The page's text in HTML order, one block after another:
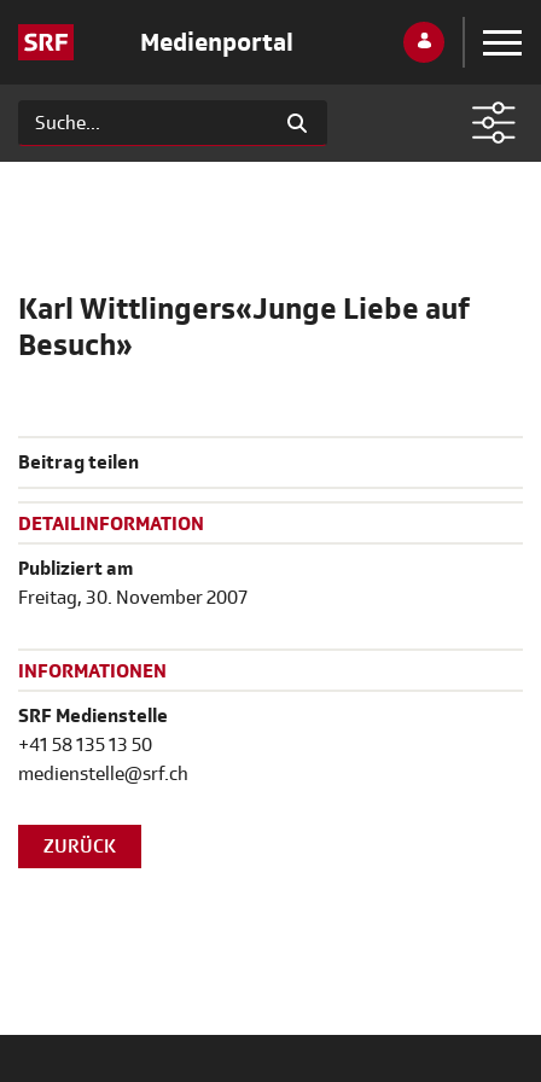
Medienportal
Karl Wittlingers«Junge Liebe auf
Besuch»
Beitrag teilen
DETAILINFORMATION
Publiziert am
Freitag, 30. November 2007
INFORMATIONEN
SRF Medienstelle
+41 58 135 13 50
medienstelle@srf.ch
ZURÜCK